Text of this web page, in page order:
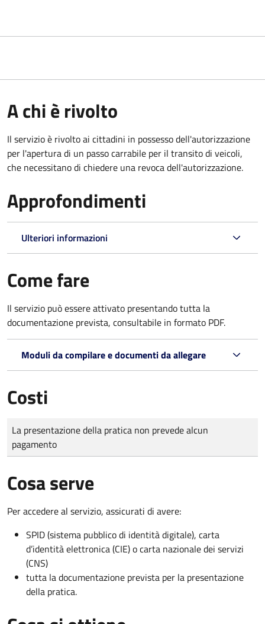
A chi è rivolto
Il servizio è rivolto ai cittadini in possesso dell'autorizzazione
per l'apertura di un passo carrabile per il transito di veicoli,
che necessitano di chiedere una revoca dell'autorizzazione.
Approfondimenti
Ulteriori informazioni
Come fare
Il servizio può essere attivato presentando tutta la
documentazione prevista, consultabile in formato PDF.
Moduli da compilare e documenti da allegare
Costi
Tipo di pagamento
Importo
La presentazione della pratica non prevede alcun
pagamento
Cosa serve
Per accedere al servizio, assicurati di avere:
SPID (sistema pubblico di identità digitale), carta
d’identità elettronica (CIE) o carta nazionale dei servizi
(CNS)
tutta la documentazione prevista per la presentazione
della pratica.